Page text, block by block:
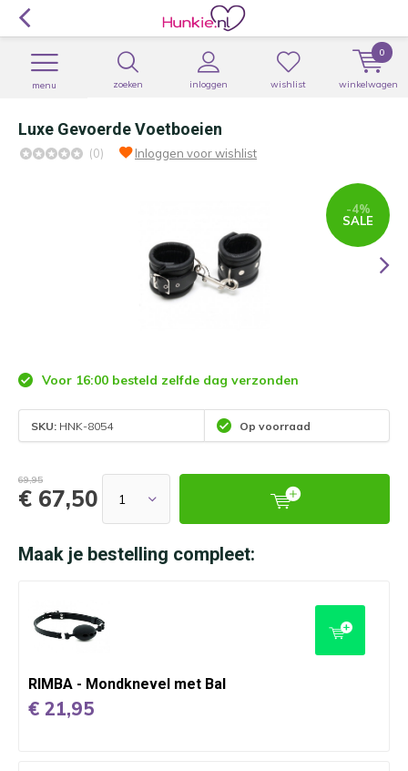
zoeken inloggen
menu wishlist winkelwagen
0
Luxe Gevoerde Voetboeien
(0) Inloggen voor wishlist
-4%
SALE
Voor 16:00 besteld zelfde dag verzonden
SKU: HNK-8054 Op voorraad
69,95
€ 67,50
Maak je bestelling compleet:
RIMBA - Mondknevel met Bal
€ 21,95